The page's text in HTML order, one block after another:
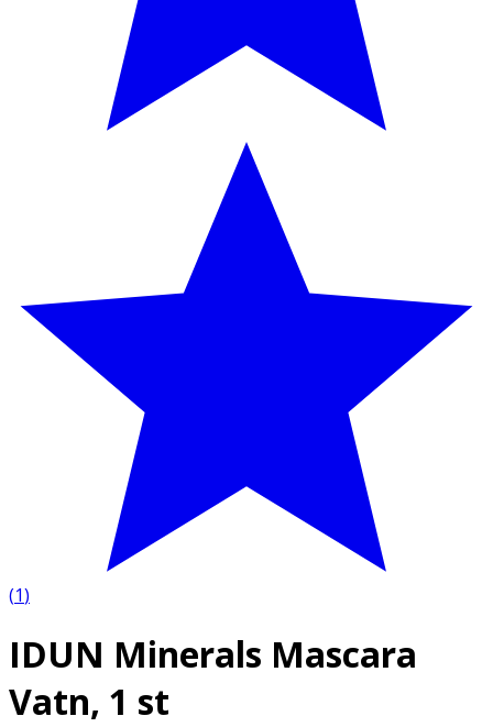
(1)
IDUN Minerals Mascara
Vatn, 1 st